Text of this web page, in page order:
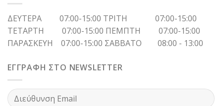
ΔΕΥΤΕΡΑ 07:00-15:00 ΤΡΙΤΗ 07:00-15:00
ΤΕΤΑΡΤΗ 07:00-15:00 ΠΕΜΠΤΗ 07:00-15:00
ΠΑΡΑΣΚΕΥΗ 07:00-15:00 ΣΑΒΒΑΤΟ 08:00 - 13:00
ΕΓΓΡΑΦΗ ΣΤΟ NEWSLETTER